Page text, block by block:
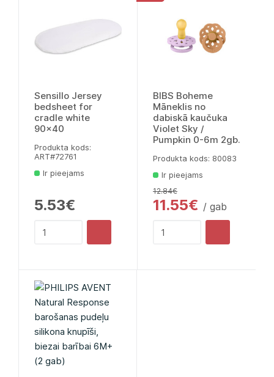
Sensillo Jersey
bedsheet for
cradle white
90x40
Produkta kods:
ART#72761
Ir pieejams
5.53€
BIBS Boheme
Māneklis no
dabiskā kaučuka
Violet Sky /
Pumpkin 0-6m 2gb.
Produkta kods: 80083
Ir pieejams
12.84€
11.55€ / gab